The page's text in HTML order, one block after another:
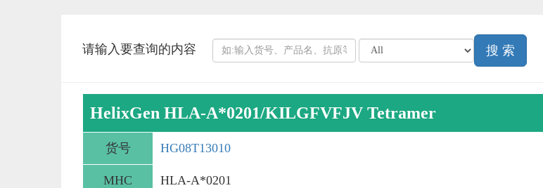
请输入要查询的内容 搜 索
HelixGen HLA-A*0201/KILGFVFJV Tetramer
货号 HG08T13010
MHC HLA-A*0201